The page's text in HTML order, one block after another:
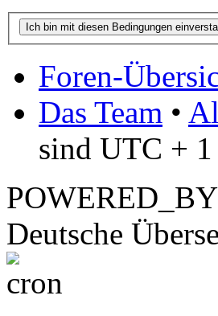
Foren-
Das Team •
sind UTC + 1
POWERED_BY
Deutsche